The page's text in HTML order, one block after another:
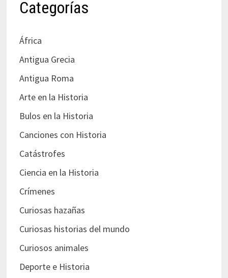
Categorías
África
Antigua Grecia
Antigua Roma
Arte en la Historia
Bulos en la Historia
Canciones con Historia
Catástrofes
Ciencia en la Historia
Crímenes
Curiosas hazañas
Curiosas historias del mundo
Curiosos animales
Deporte e Historia